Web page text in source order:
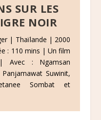
SUR LES
NOIR
| Thaïlande | 2000
: 110 mins | Un film
Avec : Ngamsan
Suwinit,
Sombat et